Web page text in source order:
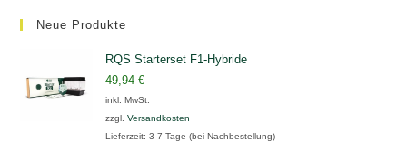
Neue Produkte
RQS Starterset F1-Hybride
49,94€
inkl. MwSt.
zzgl.Versandkosten
Lieferzeit:3-7 Tage (bei Nachbestellung)